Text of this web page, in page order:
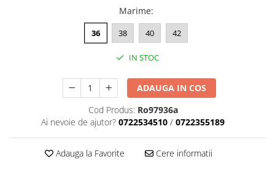
Marime:
36 38 40 42
IN STOC
ADAUGA IN COS
Cod Produs: Ro97936a
Ai nevoie de ajutor? 0722534510 / 0722355189
Adauga la Favorite Cere informatii